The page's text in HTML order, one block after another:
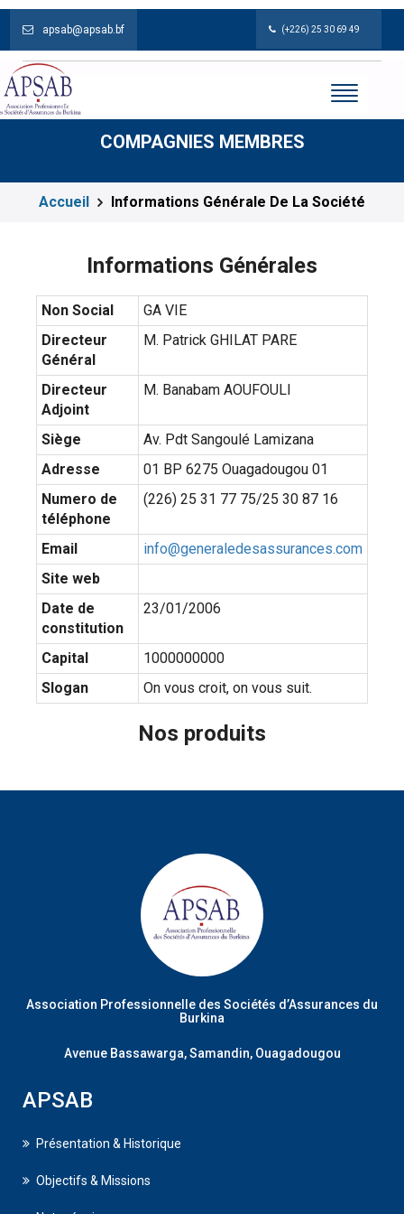
apsab@apsab.bf (+226) 25 30 69 49
COMPAGNIES MEMBRES
Accueil Informations Générale De La Société
Informations Générales
Non Social
GA VIE
Directeur
Général
M. Patrick GHILAT PARE
Directeur
Adjoint
M. Banabam AOUFOULI
Siège
Av. Pdt Sangoulé Lamizana
Adresse
01 BP 6275 Ouagadougou 01
Numero de
téléphone
(226) 25 31 77 75/25 30 87 16
Email
info@generaledesassurances.com
Site web
Date de
constitution
23/01/2006
Capital
1000000000
Slogan
On vous croit, on vous suit.
Nos produits
Association Professionnelle des Sociétés d’Assurances du
Burkina
Avenue Bassawarga, Samandin, Ouagadougou
APSAB
Présentation & Historique
Objectifs & Missions